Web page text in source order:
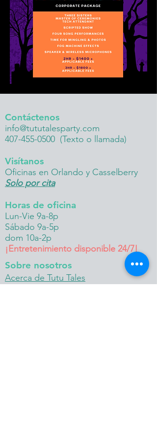
Contáctenos
info@tututalesparty.com
407-455-0500 (Texto o llamada)
Visítanos
Oficinas en Orlando y Casselberry
Solo por cita
Horas de oficina
Lun-Vie 9a-8p
Sábado 9a-5p
dom 10a-2p
¡Entretenimiento disponible 24/7!
Sobre nosotros
Acerca de Tutu Tales